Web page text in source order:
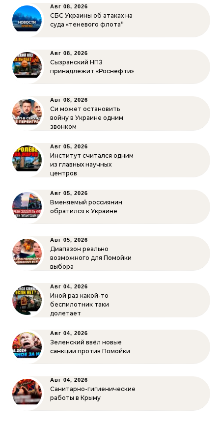
Авг 08, 2026
СБС Украины об атаках на
суда «теневого флота”
Авг 08, 2026
Сызранский НПЗ
принадлежит «Роснефти»
Авг 08, 2026
Си может остановить
войну в Украине одним
звонком
Авг 05, 2026
Институт считался одним
из главных научных
центров
Авг 05, 2026
Вменяемый россиянин
обратился к Украине
Авг 05, 2026
Диапазон реально
возможного для Помойки
выбора
Авг 04, 2026
Иной раз какой-то
беспилотник таки
долетает
Авг 04, 2026
Зеленский ввёл новые
санкции против Помойки
Авг 04, 2026
Санитарно-гигиенические
работы в Крыму